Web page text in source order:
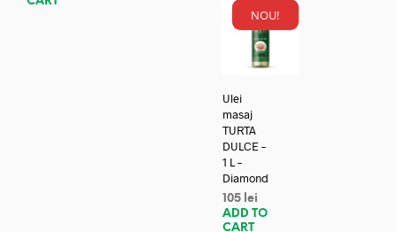
NOU!
Ulei
masaj
TURTA
DULCE –
1 L –
Diamond
105 lei
ADD TO
CART